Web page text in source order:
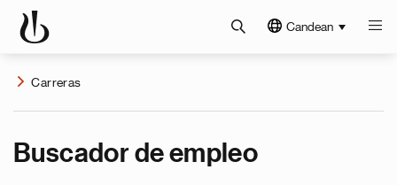
Candean
Carreras
Buscador de empleo